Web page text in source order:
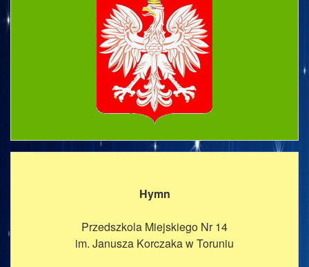
Hymn
Przedszkola Miejskiego Nr 14
im. Janusza Korczaka w Toruniu